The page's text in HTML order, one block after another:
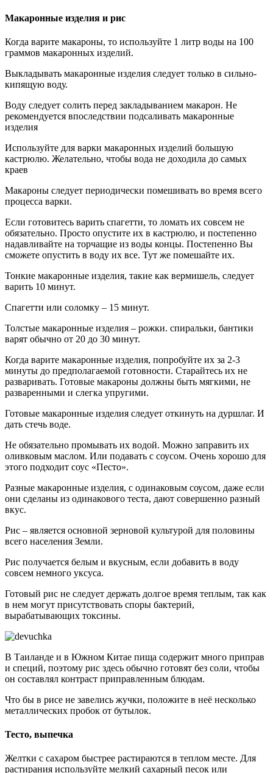
Макаронные изделия и рис
Когда варите макароны, то используйте 1 литр воды на 100
граммов макаронных изделий.
Выкладывать макаронные изделия следует только в сильно-
кипящую воду.
Воду следует солить перед закладыванием макарон. Не
рекомендуется впоследствии подсаливать макаронные
изделия
Используйте для варки макаронных изделий большую
кастрюлю. Желательно, чтобы вода не доходила до самых
краев
Макароны следует периодически помешивать во время всего
процесса варки.
Если готовитесь варить спагетти, то ломать их совсем не
обязательно. Просто опустите их в кастрюлю, и постепенно
надавливайте на торчащие из воды концы. Постепенно Вы
сможете опустить в воду их все. Тут же помешайте их.
Тонкие макаронные изделия, такие как вермишель, следует
варить 10 минут.
Спагетти или соломку – 15 минут.
Толстые макаронные изделия – рожки. спиральки, бантики
варят обычно от 20 до 30 минут.
Когда варите макаронные изделия, попробуйте их за 2-3
минуты до предполагаемой готовности. Старайтесь их не
разваривать. Готовые макароны должны быть мягкими, не
разваренными и слегка упругими.
Готовые макаронные изделия следует откинуть на дуршлаг. И
дать стечь воде.
Не обязательно промывать их водой. Можно заправить их
оливковым маслом. Или подавать с соусом. Очень хорошо для
этого подходит соус «Песто».
Разные макаронные изделия, с одинаковым соусом, даже если
они сделаны из одинакового теста, дают совершенно разный
вкус.
Рис – является основной зерновой культурой для половины
всего населения Земли.
Рис получается белым и вкусным, если добавить в воду
совсем немного уксуса.
Готовый рис не следует держать долгое время теплым, так как
в нем могут присутствовать споры бактерий,
вырабатывающих токсины.
В Таиланде и в Южном Китае пища содержит много приправ
и специй, поэтому рис здесь обычно готовят без соли, чтобы
он составлял контраст приправленным блюдам.
Что бы в рисе не завелись жучки, положите в неё несколько
металлических пробок от бутылок.
Тесто, выпечка
Желтки с сахаром быстрее растираются в теплом месте. Для
растирания используйте мелкий сахарный песок или